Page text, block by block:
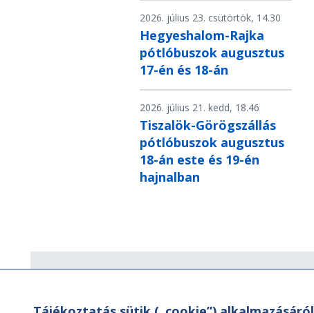
2026. július 23. csütörtök, 14.30
Hegyeshalom-Rajka
pótlóbuszok augusztus
17-én és 18-án
2026. július 21. kedd, 18.46
Tiszalök-Görögszállás
pótlóbuszok augusztus
18-án este és 19-én
hajnalban